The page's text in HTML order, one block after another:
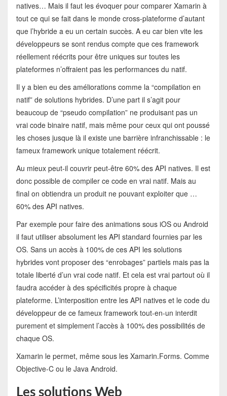
natives… Mais il faut les évoquer pour comparer Xamarin à
tout ce qui se fait dans le monde cross-plateforme d’autant
que l’hybride a eu un certain succès. A eu car bien vite les
développeurs se sont rendus compte que ces framework
réellement réécrits pour être uniques sur toutes les
plateformes n’offraient pas les performances du natif.
Il y a bien eu des améliorations comme la “compilation en
natif” de solutions hybrides. D’une part il s’agit pour
beaucoup de “pseudo compilation” ne produisant pas un
vrai code binaire natif, mais même pour ceux qui ont poussé
les choses jusque là il existe une barrière infranchissable : le
fameux framework unique totalement réécrit.
Au mieux peut-il couvrir peut-être 60% des API natives. Il est
donc possible de compiler ce code en vrai natif. Mais au
final on obtiendra un produit ne pouvant exploiter que …
60% des API natives.
Par exemple pour faire des animations sous iOS ou Android
il faut utiliser absolument les API standard fournies par les
OS. Sans un accès à 100% de ces API les solutions
hybrides vont proposer des “enrobages” partiels mais pas la
totale liberté d’un vrai code natif. Et cela est vrai partout où il
faudra accéder à des spécificités propre à chaque
plateforme. L’interposition entre les API natives et le code du
développeur de ce fameux framework tout-en-un interdit
purement et simplement l’accès à 100% des possibilités de
chaque OS.
Xamarin le permet, même sous les Xamarin.Forms. Comme
Objective-C ou le Java Android.
Les solutions Web